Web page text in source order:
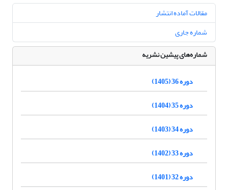
مقالات آماده انتشار
شماره جاری
شماره‌های پیشین نشریه
دوره 36 (1405)
دوره 35 (1404)
دوره 34 (1403)
دوره 33 (1402)
دوره 32 (1401)